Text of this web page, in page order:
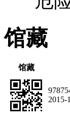
馆藏
馆藏
2015-